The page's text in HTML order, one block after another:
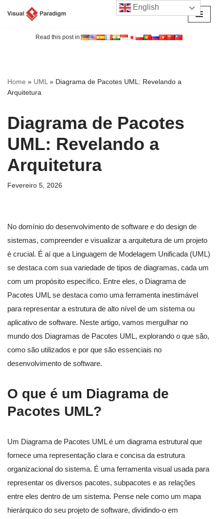
Read this post in:
Home » UML» Diagrama de Pacotes UML: Revelando a
Arquitetura
Diagrama de Pacotes
UML: Revelando a
Arquitetura
Fevereiro 5, 2026
No domínio do desenvolvimento de software e do design de
sistemas, compreender e visualizar a arquitetura de um projeto
é crucial. É aí que a Linguagem de Modelagem Unificada (UML)
se destaca com sua variedade de tipos de diagramas, cada um
com um propósito específico. Entre eles, o Diagrama de
Pacotes UML se destaca como uma ferramenta inestimável
para representar a estrutura de alto nível de um sistema ou
aplicativo de software. Neste artigo, vamos mergulhar no
mundo dos Diagramas de Pacotes UML, explorando o que são,
como são utilizados e por que são essenciais no
desenvolvimento de software.
O que é um Diagrama de
Pacotes UML?
Um Diagrama de Pacotes UML é um diagrama estrutural que
fornece uma representação clara e concisa da estrutura
organizacional do sistema. É uma ferramenta visual usada para
representar os diversos pacotes, subpacotes e as relações
entre eles dentro de um sistema. Pense nele como um mapa
hierárquico do seu projeto de software, dividindo-o em
English